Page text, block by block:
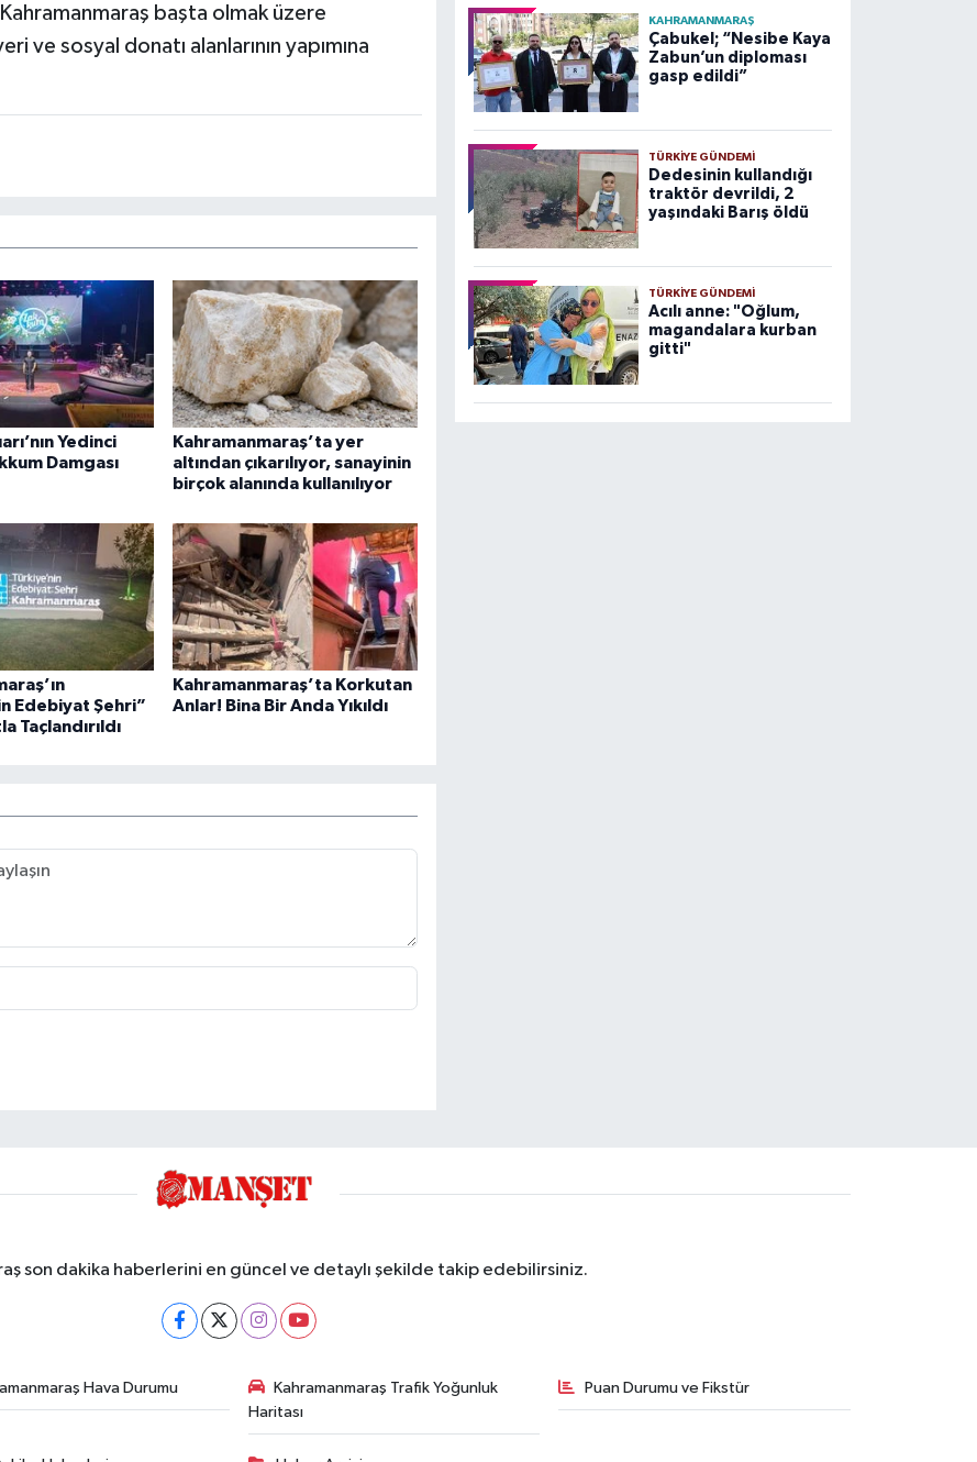
başta olmak üzere
sosyal donatı alanlarının yapımına
Yedinci
Damgası
Kahramanmaraş’ta yer
altından çıkarılıyor, sanayinin
birçok alanında kullanılıyor
Edebiyat Şehri”
Taçlandırıldı
Kahramanmaraş’ta Korkutan
Anlar! Bina Bir Anda Yıkıldı
KAHRAMANMARAŞ
Çabukel; “Nesibe Kaya
Zabun’un diploması
gasp edildi”
TÜRKIYE GÜNDEMI
Dedesinin kullandığı
traktör devrildi, 2
yaşındaki Barış öldü
TÜRKIYE GÜNDEMI
Acılı anne: "Oğlum,
magandalara kurban
gitti"
son dakika haberlerini en güncel ve detaylı şekilde takip edebilirsiniz.
Hava Durumu
Kahramanmaraş Trafik Yoğunluk
Haritası
Puan Durumu ve Fikstür